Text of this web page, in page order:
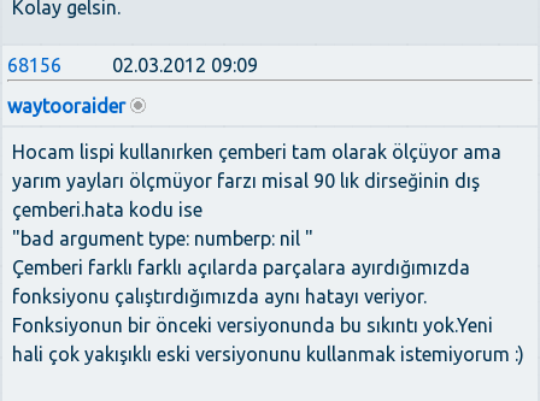
Kolay gelsin.
68156
02.03.2012 09:09
waytooraider
Hocam lispi kullanırken çemberi tam olarak ölçüyor ama
yarım yayları ölçmüyor farzı misal 90 lık dirseğinin dış
çemberi.hata kodu ise
"bad argument type: numberp: nil "
Çemberi farklı farklı açılarda parçalara ayırdığımızda
fonksiyonu çalıştırdığımızda aynı hatayı veriyor.
Fonksiyonun bir önceki versiyonunda bu sıkıntı yok.Yeni
hali çok yakışıklı eski versiyonunu kullanmak istemiyorum :)